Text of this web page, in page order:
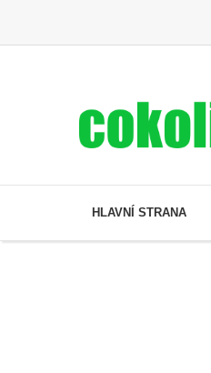
HLAVNÍ STRANA